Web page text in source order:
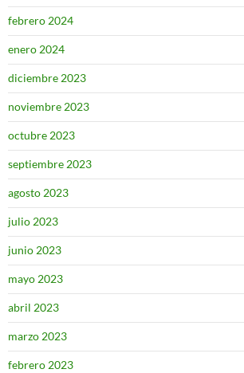
febrero 2024
enero 2024
diciembre 2023
noviembre 2023
octubre 2023
septiembre 2023
agosto 2023
julio 2023
junio 2023
mayo 2023
abril 2023
marzo 2023
febrero 2023